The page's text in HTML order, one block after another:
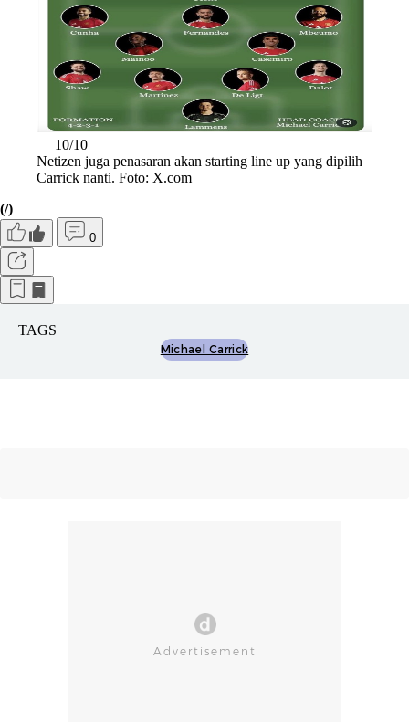
10/10
Netizen juga penasaran akan starting line up yang dipilih
Carrick nanti. Foto: X.com
(/)
0
TAGS
Michael Carrick